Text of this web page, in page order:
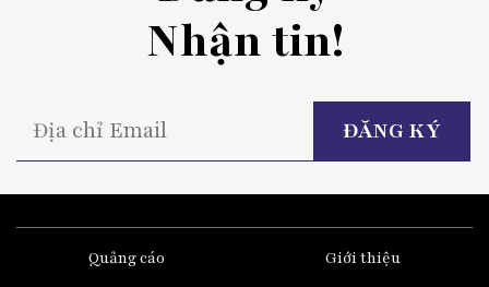
Nhận tin!
Quảng cáo Giới thiệu